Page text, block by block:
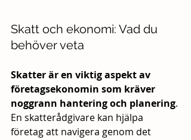
Skatt och ekonomi: Vad du
behöver veta
Skatter är en viktig aspekt av
företagsekonomin som kräver
noggrann hantering och planering.
En skatterådgivare kan hjälpa
företag att navigera genom det